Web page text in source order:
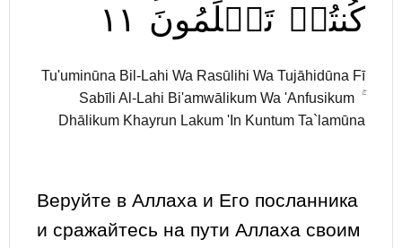
كُنتُمۡ تَعۡلَمُونَ ١١
Tu'uminūna Bil-Lahi Wa Rasūlihi Wa Tujāhidūna Fī
Sabīli Al-Lahi Bi'amwālikum Wa 'Anfusikum ۚ
Dhālikum Khayrun Lakum 'In Kuntum Ta`lamūna
Веруйте в Аллаха и Его посланника
и сражайтесь на пути Аллаха своим